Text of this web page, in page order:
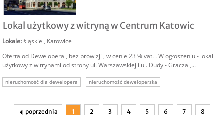
Lokal użytkowy z witryną w Centrum Katowic
Lokale:śląskie , Katowice
Oferta od Dewelopera , bez prowizji , w cenie 23 % vat. . W ogłoszeniu - lokal
użytkowy z witrynami od strony ul. Warszawskiej i ul. Dudy - Gracza ,...
nieruchomość dla dewelopera nieruchomość deweloperska
poprzednia 1 2 3 4 5 6 7 8